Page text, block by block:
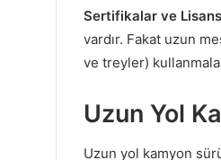
Sertifikalar ve
vardır. Fakat uzun
ve treyler)
Uzun Yol
Uzun yol kamyon